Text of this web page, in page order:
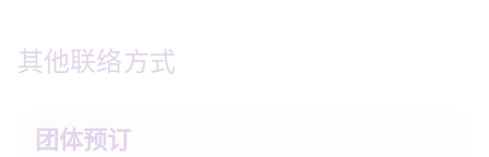
其他联络方式
团体预订